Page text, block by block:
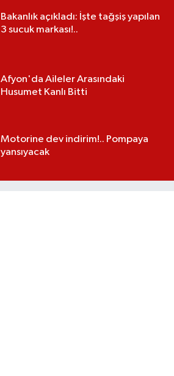
Bakanlık açıkladı: İşte tağşiş yapılan
3 sucuk markası!..
Afyon'da Aileler Arasındaki
Husumet Kanlı Bitti
Motorine dev indirim!.. Pompaya
yansıyacak